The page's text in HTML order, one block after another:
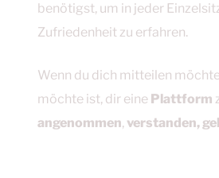
benötigst, um in jeder
Zufriedenheit zu erfahren.
Wenn du dich mitteilen
möchte ist, dir eine Plattform
angenommen, verstanden,